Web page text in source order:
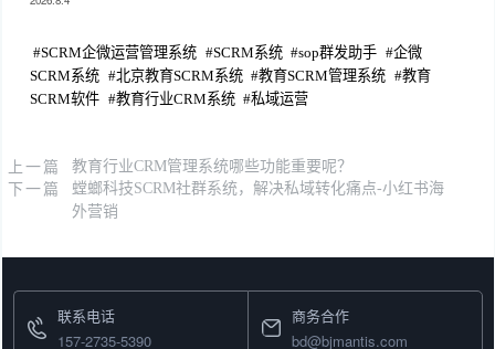
#SCRM企微运营管理系统 #SCRM系统 #sop群发助手 #企微
SCRM系统 #北京教育SCRM系统 #教育SCRM管理系统 #教育
SCRM软件 #教育行业CRM系统 #私域运营
上一篇 教育行业CRM管理系统哪些功能重要呢？
下一篇
螳螂科技SCRM社群系统，解决私域转化痛点-小红书海
外营销
联系电话
157-2735-5390
商务合作
bd@bjmantis.com